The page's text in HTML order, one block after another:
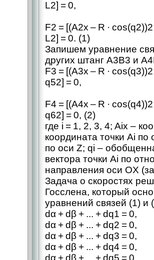
L2] = 0,
F2 = [(A2x – R ·
L2] = 0. (1)
Запишем уравнение
других штанг А3В3 и
F3 = [(A3x – R ·
q52] = 0,
F4 = [(A4x – R ·
q62] = 0, (2)
где i = 1, 2, 3, 4; Aix –
координата точки Ai по
по оси Z; qi –
вектора точки Ai по
направления оси OX
Задача о скоростях
Госслена, который
уравнений связей (1) и
dα + dβ + ... + dq1 = 0,
dα + dβ + ... + dq2 = 0,
dα + dβ + ... + dq3 = 0,
dα + dβ + ... + dq4 = 0,
dα + dβ + ... + dq5 = 0,